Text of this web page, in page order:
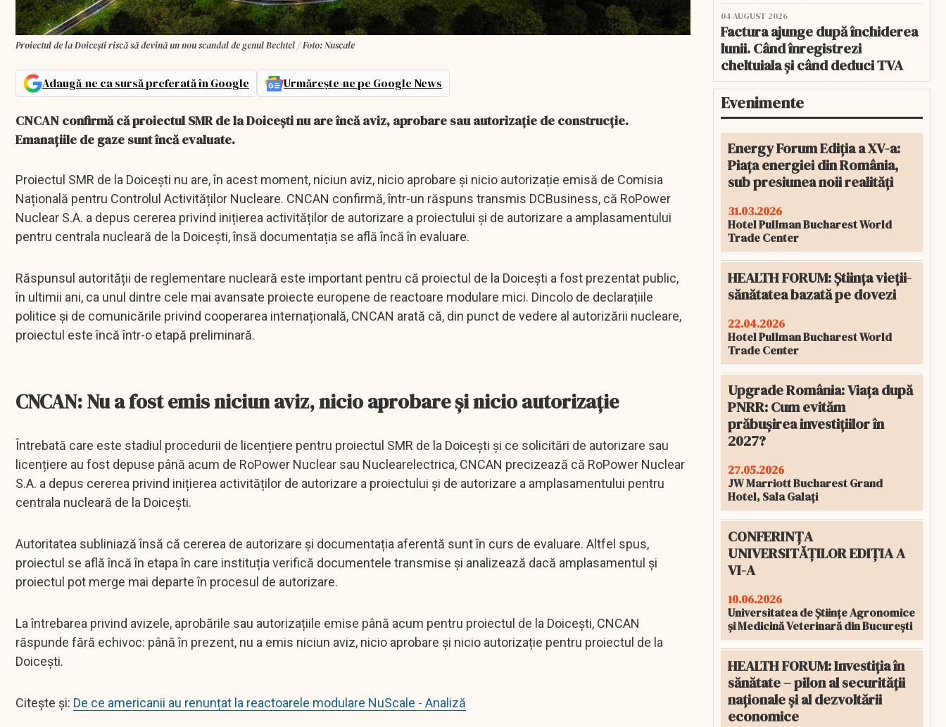
Proiectul de la Doicești riscă să devină un nou scandal de genul Bechtel / Foto: Nuscale
Adaugă-ne ca sursă preferată în Google Urmărește-ne pe Google News
CNCAN confirmă că proiectul SMR de la Doicești nu are încă aviz, aprobare sau autorizație de construcție.
Emanațiile de gaze sunt încă evaluate.
Proiectul SMR de la Doicești nu are, în acest moment, niciun aviz, nicio aprobare și nicio autorizație emisă de Comisia
Națională pentru Controlul Activităților Nucleare. CNCAN confirmă, într-un răspuns transmis DCBusiness, că RoPower
Nuclear S.A. a depus cererea privind inițierea activităților de autorizare a proiectului și de autorizare a amplasamentului
pentru centrala nucleară de la Doicești, însă documentația se află încă în evaluare.
Răspunsul autorității de reglementare nucleară este important pentru că proiectul de la Doicești a fost prezentat public,
în ultimii ani, ca unul dintre cele mai avansate proiecte europene de reactoare modulare mici. Dincolo de declarațiile
politice și de comunicările privind cooperarea internațională, CNCAN arată că, din punct de vedere al autorizării nucleare,
proiectul este încă într-o etapă preliminară.
CNCAN: Nu a fost emis niciun aviz, nicio aprobare și nicio autorizație
Întrebată care este stadiul procedurii de licențiere pentru proiectul SMR de la Doicești și ce solicitări de autorizare sau
licențiere au fost depuse până acum de RoPower Nuclear sau Nuclearelectrica, CNCAN precizează că RoPower Nuclear
S.A. a depus cererea privind inițierea activităților de autorizare a proiectului și de autorizare a amplasamentului pentru
centrala nucleară de la Doicești.
Autoritatea subliniază însă că cererea de autorizare și documentația aferentă sunt în curs de evaluare. Altfel spus,
proiectul se află încă în etapa în care instituția verifică documentele transmise și analizează dacă amplasamentul și
proiectul pot merge mai departe în procesul de autorizare.
La întrebarea privind avizele, aprobările sau autorizațiile emise până acum pentru proiectul de la Doicești, CNCAN
răspunde fără echivoc: până în prezent, nu a emis niciun aviz, nicio aprobare și nicio autorizație pentru proiectul de la
Doicești.
Citește și: De ce americanii au renunțat la reactoarele modulare NuScale - Analiză
04 AUGUST 2026
Factura ajunge după închiderea
lunii. Când înregistrezi
cheltuiala și când deduci TVA
Evenimente
Energy Forum Ediția a XV-a:
Piața energiei din România,
sub presiunea noii realități
31.03.2026
Hotel Pullman Bucharest World
Trade Center
HEALTH FORUM: Știința vieții-
sănătatea bazată pe dovezi
22.04.2026
Hotel Pullman Bucharest World
Trade Center
Upgrade România: Viața după
PNRR: Cum evităm
prăbușirea investițiilor în
2027?
27.05.2026
JW Marriott Bucharest Grand
Hotel, Sala Galați
CONFERINȚA
UNIVERSITĂȚILOR EDIȚIA A
VI-A
10.06.2026
Universitatea de Științe Agronomice
și Medicină Veterinară din București
HEALTH FORUM: Investiția în
sănătate – pilon al securității
naționale și al dezvoltării
economice